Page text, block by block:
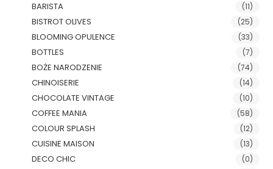
BARISTA (11)
BISTROT OLIVES (25)
BLOOMING OPULENCE (33)
BOTTLES (7)
BOŻE NARODZENIE (74)
CHINOISERIE (14)
CHOCOLATE VINTAGE (10)
COFFEE MANIA (58)
COLOUR SPLASH (12)
CUISINE MAISON (13)
DECO CHIC (0)